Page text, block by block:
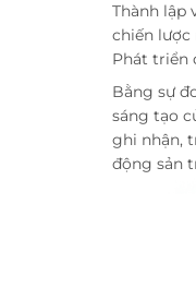
Thành lập
chiến lược
Phát triển
Bằng sự
sáng tạo
ghi nhận,
động sản